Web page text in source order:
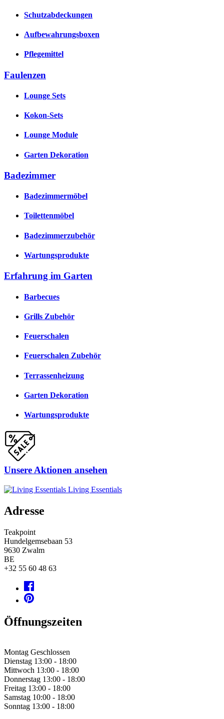
Schutzabdeckungen
Aufbewahrungsboxen
Pflegemittel
Faulenzen
Lounge Sets
Kokon-Sets
Lounge Module
Garten Dekoration
Badezimmer
Badezimmermöbel
Toilettenmöbel
Badezimmerzubehör
Wartungsprodukte
Erfahrung im Garten
Barbecues
Grills Zubehör
Feuerschalen
Feuerschalen Zubehör
Terrassenheizung
Garten Dekoration
Wartungsprodukte
Unsere Aktionen ansehen
Living Essentials
Adresse
Teakpoint
Hundelgemsebaan 53
9630 Zwalm
BE
+32 55 60 48 63
Öffnungszeiten
Montag Geschlossen
Dienstag 13:00 - 18:00
Mittwoch 13:00 - 18:00
Donnerstag 13:00 - 18:00
Freitag 13:00 - 18:00
Samstag 10:00 - 18:00
Sonntag 13:00 - 18:00